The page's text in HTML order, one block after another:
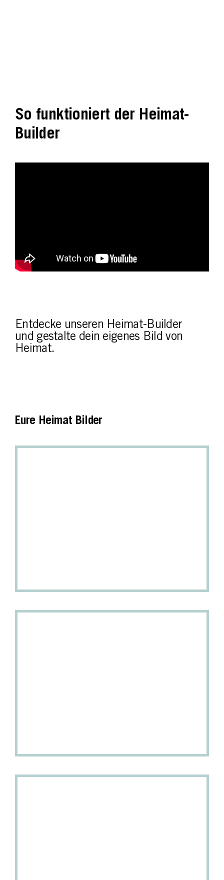
So funktioniert der Heimat-
Builder
Entdecke unseren Heimat-Builder
und gestalte dein eigenes Bild von
Heimat.
Eure Heimat Bilder